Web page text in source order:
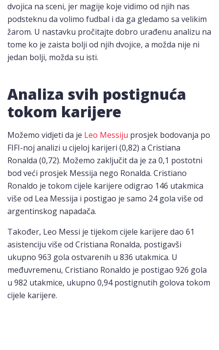
dvojica na sceni, jer magije koje vidimo od njih nas
podsteknu da volimo fudbal i da ga gledamo sa velikim
žarom. U nastavku pročitajte dobro urađenu analizu na
tome ko je zaista bolji od njih dvojice, a možda nije ni
jedan bolji, možda su isti.
Analiza svih postignuća
tokom karijere
Možemo vidjeti da je Leo Messiju prosjek bodovanja po
FIFI-noj analizi u cijeloj karijeri (0,82) a Cristiana
Ronalda (0,72). Možemo zaključit da je za 0,1 postotni
bod veći prosjek Messija nego Ronalda. Cristiano
Ronaldo je tokom cijele karijere odigrao 146 utakmica
više od Lea Messija i postigao je samo 24 gola više od
argentinskog napadača.
Također, Leo Messi je tijekom cijele karijere dao 61
asistenciju više od Cristiana Ronalda, postigavši
ukupno 963 gola ostvarenih u 836 utakmica. U
međuvremenu, Cristiano Ronaldo je postigao 926 gola
u 982 utakmice, ukupno 0,94 postignutih golova tokom
cijele karijere.